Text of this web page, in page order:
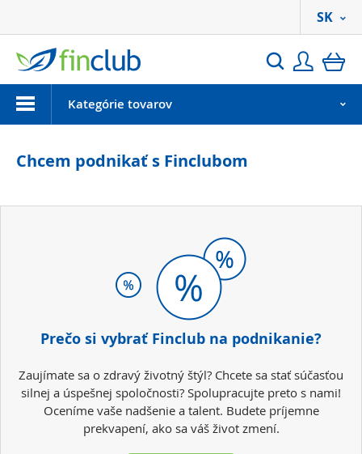
Hľadať
SK
MenuKategórie tovarov
Chcem podnikať s Finclubom
Prečo si vybrať Finclub na podnikanie?
Zaujímate sa o zdravý životný štýl? Chcete sa stať súčasťou
silnej a úspešnej spoločnosti? Spolupracujte preto s nami!
Oceníme vaše nadšenie a talent. Budete príjemne
prekvapení, ako sa váš život zmení.